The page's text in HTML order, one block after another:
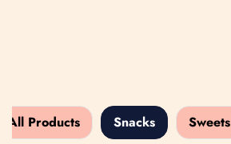
All Products Snacks Sweets